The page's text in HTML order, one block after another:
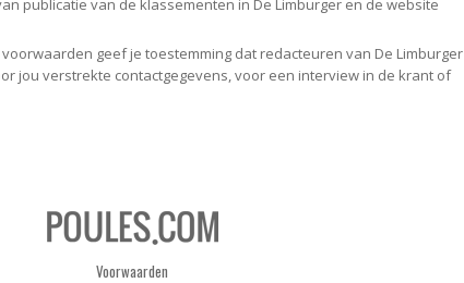
publicatie van de klassementen in De Limburger en de website
geef je toestemming dat redacteuren van De Limburger
jou verstrekte contactgegevens, voor een interview in de krant of
Voorwaarden